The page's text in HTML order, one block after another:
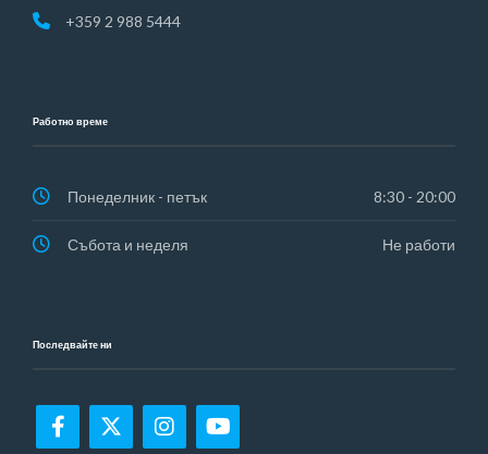
+359 2 988 5444
Работно време
Понеделник - петък 8:30 - 20:00
Събота и неделя Не работи
Последвайте ни